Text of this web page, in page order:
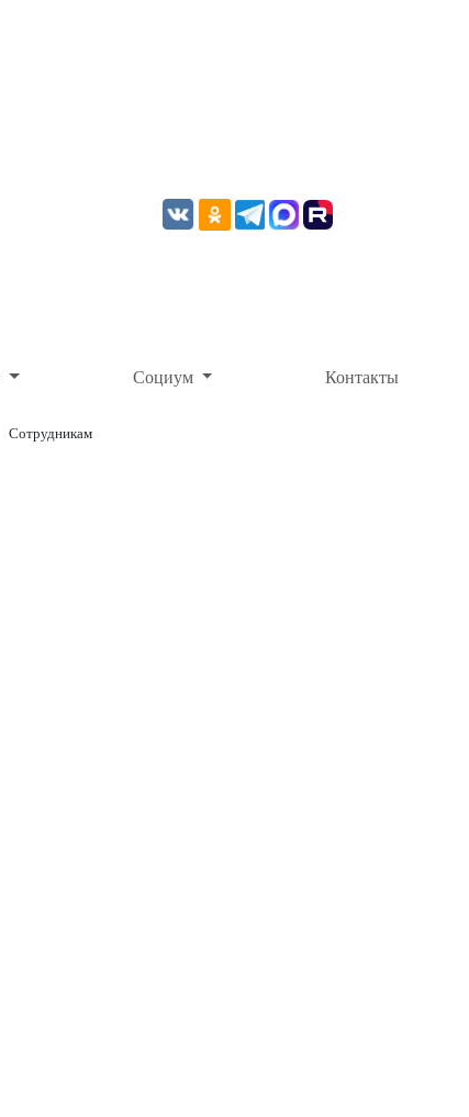
Социум Контакты
Сотрудникам